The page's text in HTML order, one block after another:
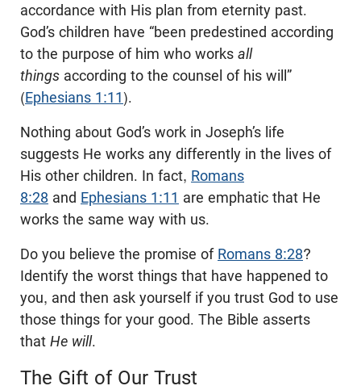
accordance with His plan from eternity past.
God’s children have “been predestined according
to the purpose of him who works all
things according to the counsel of his will”
(Ephesians 1:11).
Nothing about God’s work in Joseph’s life
suggests He works any differently in the lives of
His other children. In fact, Romans
8:28 and Ephesians 1:11 are emphatic that He
works the same way with us.
Do you believe the promise of Romans 8:28?
Identify the worst things that have happened to
you, and then ask yourself if you trust God to use
those things for your good. The Bible asserts
that He will.
The Gift of Our Trust